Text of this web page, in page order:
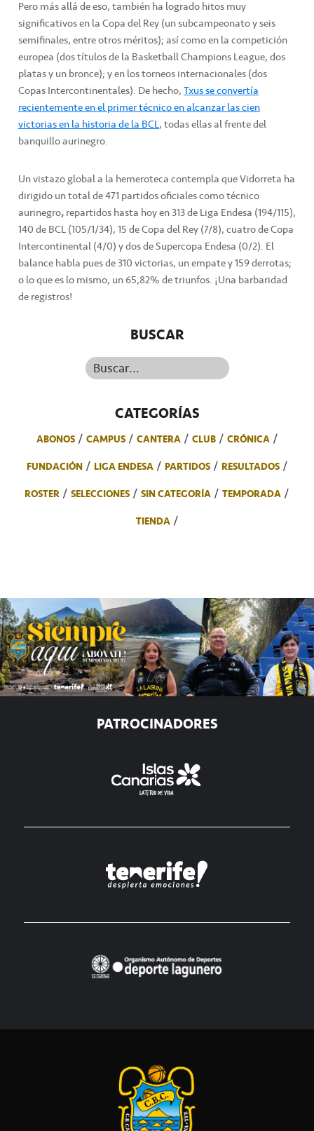
Pero más allá de eso, también ha logrado hitos muy
significativos en la Copa del Rey (un subcampeonato y seis
semifinales, entre otros méritos); así como en la competición
europea (dos títulos de la Basketball Champions League, dos
platas y un bronce); y en los torneos internacionales (dos
Copas Intercontinentales). De hecho,Txus se convertía
recientemente en el primer técnico en alcanzar las cien
victorias en la historia de la BCL, todas ellas al frente del
banquillo aurinegro.
Un vistazo global a la hemeroteca contempla que Vidorreta ha
dirigido un total de 471 partidos oficiales como técnico
aurinegro,repartidos hasta hoy en 313 de Liga Endesa (194/115),
140 de BCL (105/1/34), 15 de Copa del Rey (7/8), cuatro de Copa
Intercontinental (4/0) y dos de Supercopa Endesa (0/2). El
balance habla pues de 310 victorias, un empate y 159 derrotas;
o lo que es lo mismo, un 65,82% de triunfos. ¡Una barbaridad
de registros!
BUSCAR
Buscar...
CATEGORÍAS
ABONOS CAMPUS CANTERA CLUB
CRÓNICA
FUNDACIÓN
LIGA ENDESA PARTIDOS
RESULTADOS
ROSTER
SELECCIONES SIN CATEGORÍA
TEMPORADA
TIENDA
PATROCINADORES